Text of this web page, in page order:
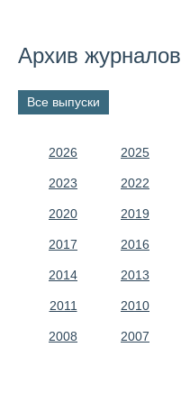
Архив журналов
Все выпуски
2026 2025
2023 2022
2020 2019
2017 2016
2014 2013
2011 2010
2008 2007